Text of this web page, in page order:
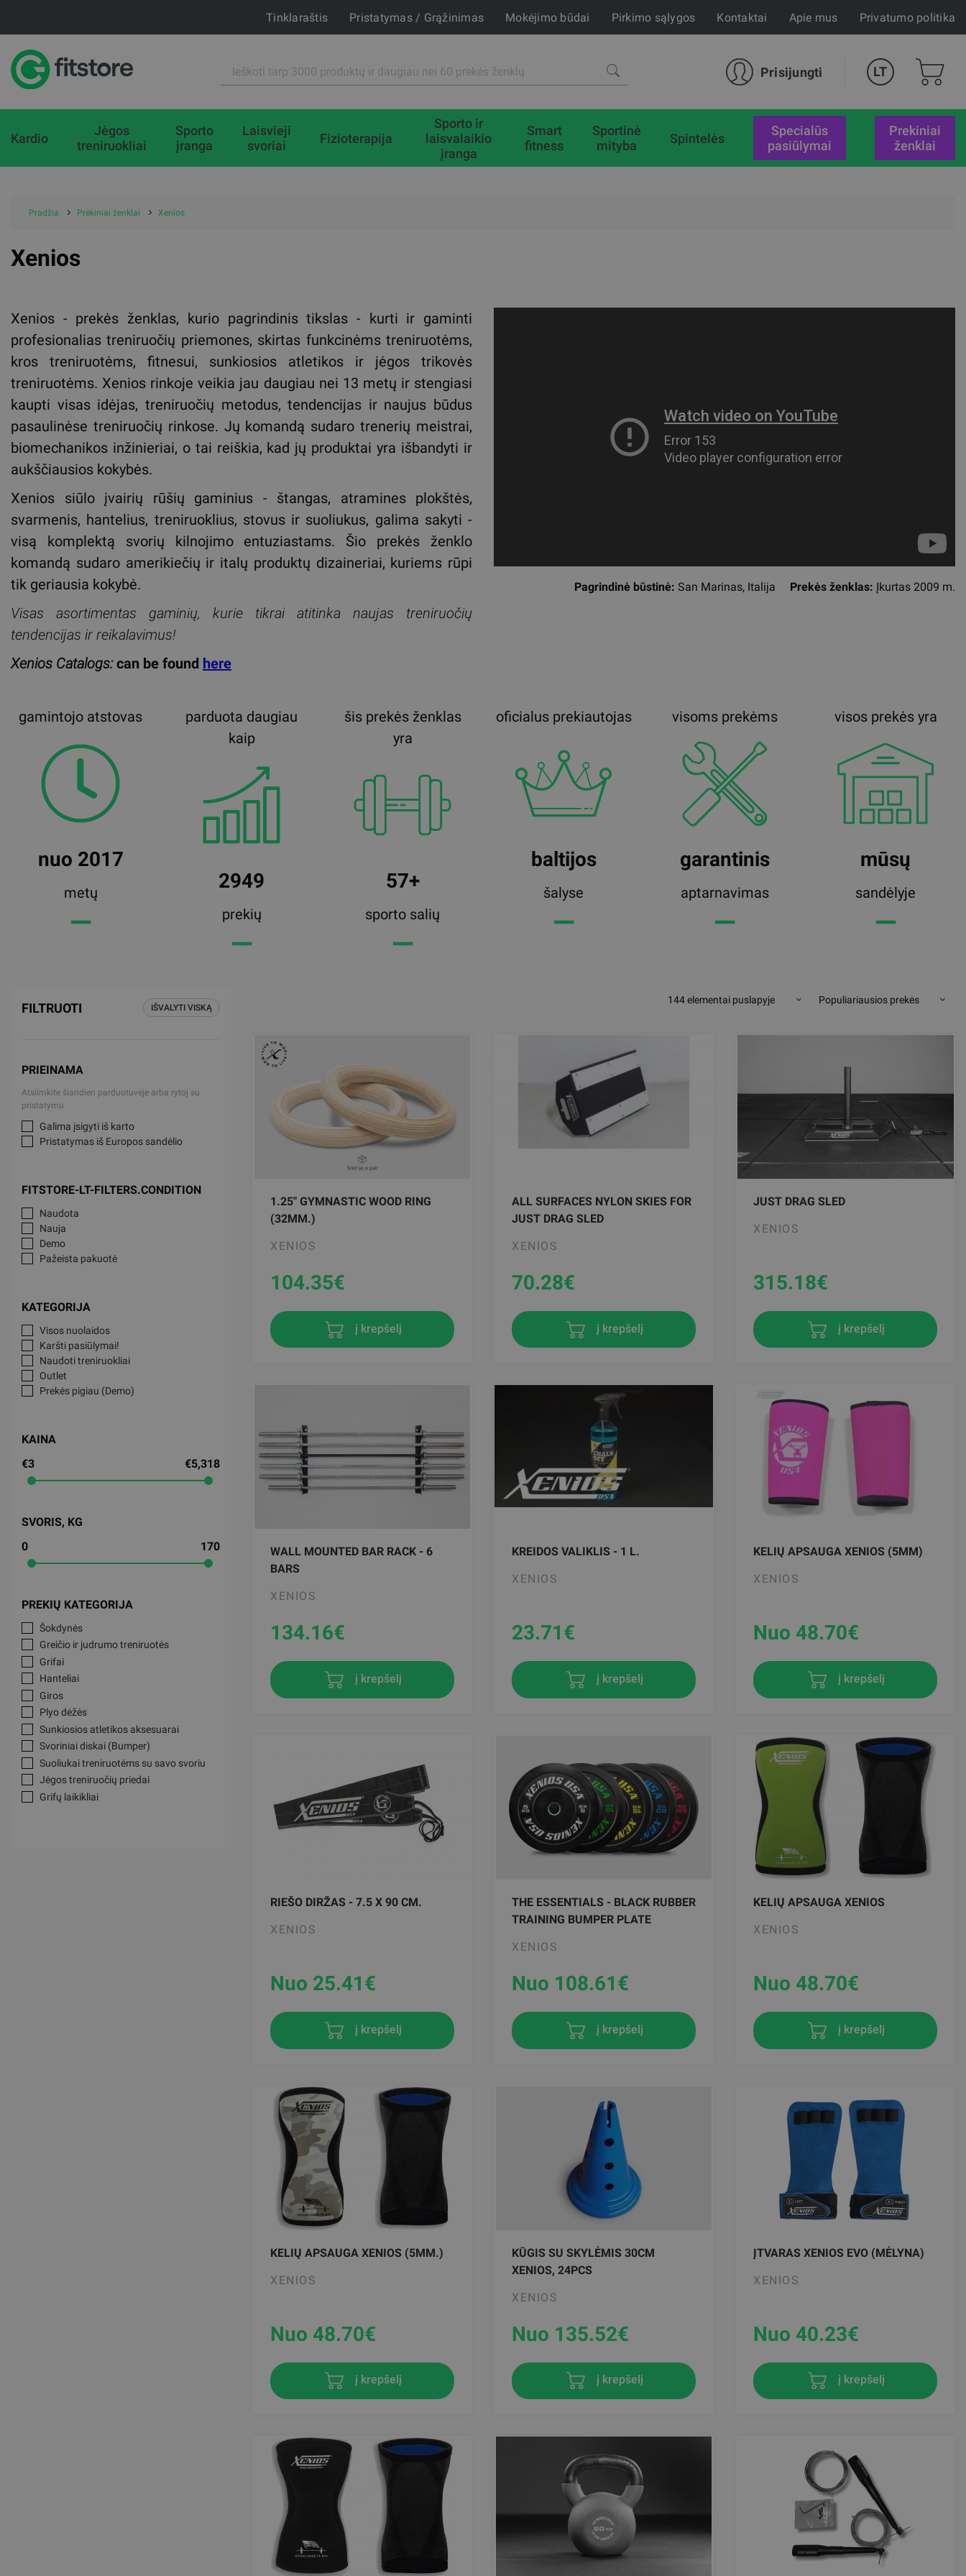
Tinklaraštis Pristatymas / Grąžinimas Mokėjimo būdai Pirkimo sąlygos Kontaktai Apie mus Privatumo politika
Prisijungti LT
Kardio
Jėgos
treniruokliai
Sporto
įranga
Laisvieji
svoriai
Fizioterapija
Sporto ir
laisvalaikio
įranga
Smart
fitness
Sportinė
mityba
Spintelės
specialūs
pasiūlymai
Prekiniai
ženklai
Pradžia Prekiniai ženklai Xenios
Xenios
Xenios - prekės ženklas, kurio pagrindinis tikslas - kurti ir gaminti
profesionalias treniruočių priemones, skirtas funkcinėms treniruotėms,
kros treniruotėms, fitnesui, sunkiosios atletikos ir jėgos trikovės
treniruotėms. Xenios rinkoje veikia jau daugiau nei 13 metų ir stengiasi
kaupti visas idėjas, treniruočių metodus, tendencijas ir naujus būdus
pasaulinėse treniruočių rinkose. Jų komandą sudaro trenerių meistrai,
biomechanikos inžinieriai, o tai reiškia, kad jų produktai yra išbandyti ir
aukščiausios kokybės.
Xenios siūlo įvairių rūšių gaminius - štangas, atramines plokštės,
svarmenis, hantelius, treniruoklius, stovus ir suoliukus, galima sakyti -
visą komplektą svorių kilnojimo entuziastams. Šio prekės ženklo
komandą sudaro amerikiečių ir italų produktų dizaineriai, kuriems rūpi
tik geriausia kokybė.
Visas asortimentas gaminių, kurie tikrai atitinka naujas treniruočių
tendencijas ir reikalavimus!
Xenios Catalogs:can be found here
Pagrindinė būstinė: San Marinas, Italija Prekės ženklas: Įkurtas 2009 m.
gamintojo atstovas
nuo 2017
metų
━━
parduota daugiau
kaip
2949
prekių
━━
šis prekės ženklas
yra
57+
sporto salių
━━
oficialus prekiautojas
baltijos
šalyse
━━
visoms prekėms
garantinis
aptarnavimas
━━
visos prekės yra
mūsų
sandėlyje
━━
FILTRUOTI IŠVALYTI VISKĄ
PRIEINAMA
Atsiimkite šiandien parduotuvėje arba rytoj su
pristatymu
Galima įsigyti iš karto
Pristatymas iš Europos sandėlio
FITSTORE-LT-FILTERS.CONDITION
Naudota
Nauja
Demo
Pažeista pakuotė
KATEGORIJA
Visos nuolaidos
Karšti pasiūlymai!
Naudoti treniruokliai
Outlet
Prekės pigiau (Demo)
KAINA
€3
€5,318
SVORIS, KG
0
170
PREKIŲ KATEGORIJA
Šokdynės
Greičio ir judrumo treniruotės
Grifai
Hanteliai
Giros
Plyo dėžės
Sunkiosios atletikos aksesuarai
Svoriniai diskai (Bumper)
Suoliukai treniruotėms su savo svoriu
Jėgos treniruočių priedai
Grifų laikikliai
144 elementai puslapyje Populiariausios prekės
1.25" GYMNASTIC WOOD RING
(32MM.)
XENIOS
104.35€
į krepšelį
ALL SURFACES NYLON SKIES FOR
JUST DRAG SLED
XENIOS
70.28€
į krepšelį
JUST DRAG SLED
XENIOS
315.18€
į krepšelį
WALL MOUNTED BAR RACK - 6
BARS
XENIOS
134.16€
į krepšelį
KREIDOS VALIKLIS - 1 L.
XENIOS
23.71€
į krepšelį
KELIŲ APSAUGA XENIOS (5MM)
XENIOS
Nuo 48.70€
į krepšelį
RIEŠO DIRŽAS - 7.5 X 90 CM.
XENIOS
Nuo 25.41€
į krepšelį
THE ESSENTIALS - BLACK RUBBER
TRAINING BUMPER PLATE
XENIOS
Nuo 108.61€
į krepšelį
KELIŲ APSAUGA XENIOS
XENIOS
Nuo 48.70€
į krepšelį
KELIŲ APSAUGA XENIOS (5MM.)
XENIOS
Nuo 48.70€
į krepšelį
KŪGIS SU SKYLĖMIS 30CM
XENIOS, 24PCS
XENIOS
Nuo 135.52€
į krepšelį
ĮTVARAS XENIOS EVO (MĖLYNA)
XENIOS
Nuo 40.23€
į krepšelį